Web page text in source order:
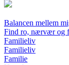
Balancen mellem
Find ro, nærvær og
Familieliv
Familieliv
Familie